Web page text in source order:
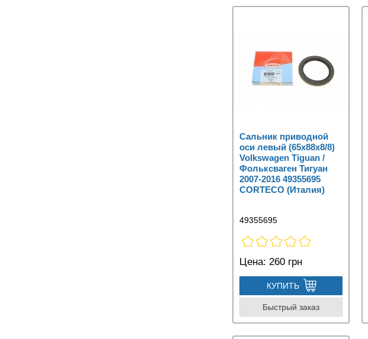
Сальник приводной
оси левый (65x88x8/8)
Volkswagen Tiguan /
Фольксваген Тигуан
2007-2016 49355695
CORTECO (Италия)
49355695
Цена: 260 грн
КУПИТЬ
Быстрый заказ